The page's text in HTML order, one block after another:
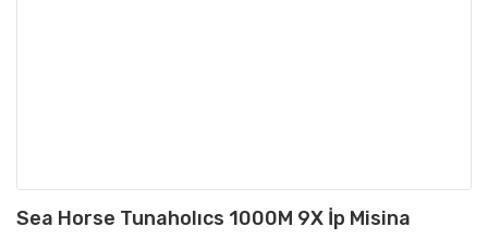
Sea Horse Tunaholıcs 1000M 9X İp Misina